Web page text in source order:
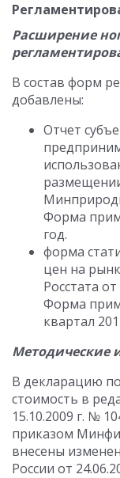
Расширение
В состав форм
добавлены:
Отчет
Форма
год.
форма
цен на
Росстата
Форма
квартал
Методические
В декларацию
стоимость в
15.10.2009 г. №
приказом
внесены
России от